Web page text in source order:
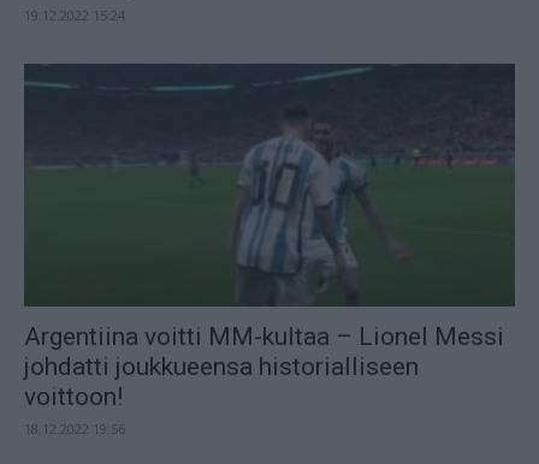
19.12.2022 15:24
Argentiina voitti MM-kultaa – Lionel Messi
johdatti joukkueensa historialliseen
voittoon!
18.12.2022 19:56